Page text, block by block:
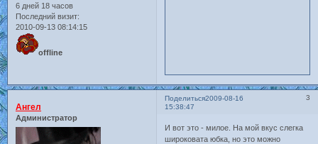
6 дней 18 часов
Последний визит:
2010-09-13 08:14:15
offline
Поделиться 3
2009-08-16
15:38:47
Ангел
Администратор
И вот это - милое. На мой вкус слегка
широковата юбка, но это можно